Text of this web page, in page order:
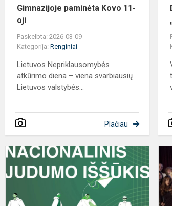
Gimnazijoje paminėta Kovo 11-
oji
Paskelbta: 2026-03-09
Kategorija:Renginiai
Lietuvos Nepriklausomybės
atkūrimo diena – viena svarbiausių
Lietuvos valstybės...
Plačiau
„Rūpėjimo
maištas“:
Gabrielė
pradėjo
iššūkis